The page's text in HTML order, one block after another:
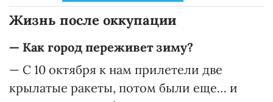
Жизнь после оккупации
— Как город переживет зиму?
— С 10 октября к нам прилетели две
крылатые ракеты, потом были еще… и